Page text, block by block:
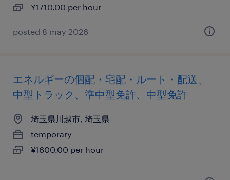
¥1710.00 per hour
posted 8 may 2026
エネルギーの個配・宅配・ルート・配送、
中型トラック、準中型免許、中型免許
埼玉県川越市, 埼玉県
temporary
¥1600.00 per hour